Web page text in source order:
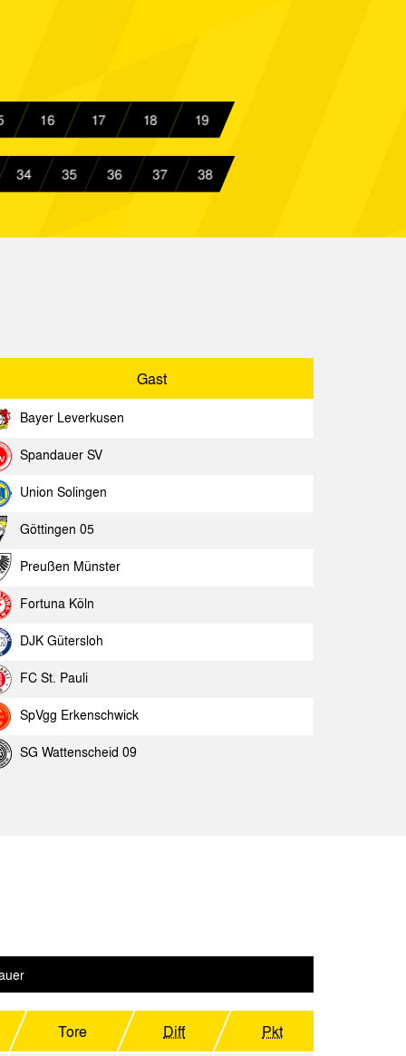
Spielbericht
Spielbericht
Spielbericht
Berlin
09 Spielbericht
Spielbericht
Spielbericht
16 17 18 19
34 35 36 37 38
Gast
Bayer Leverkusen
Spandauer SV
Union Solingen
Göttingen 05
Preußen Münster
Fortuna Köln
DJK Gütersloh
FC St. Pauli
SpVgg Erkenschwick
SG Wattenscheid 09
Tore Diff Pkt